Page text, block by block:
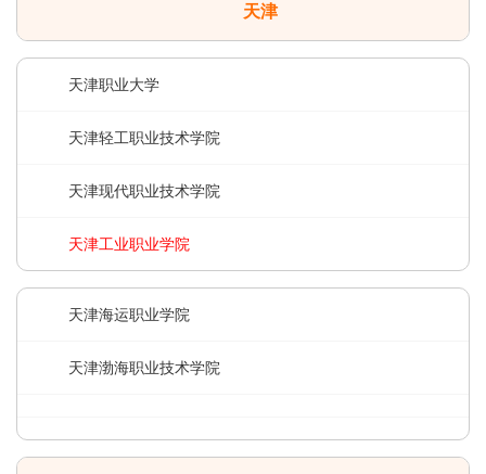
天津
天津职业大学
天津轻工职业技术学院
天津现代职业技术学院
天津工业职业学院
天津海运职业学院
天津渤海职业技术学院